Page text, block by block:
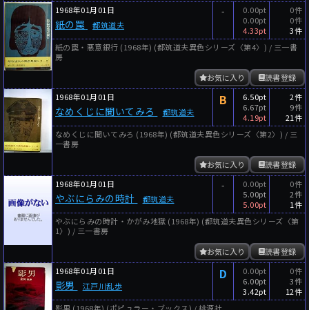
1968年01月01日
紙の罠 都筑道夫
-
0.00pt
0.00pt
4.33pt
0件
0件
3件
紙の罠・悪意銀行 (1968年) (都筑道夫異色シリーズ〈第4〉) / 三一書
房
読書登録
お気に入り
1968年01月01日
なめくじに聞いてみろ 都筑道夫
B
6.50pt
6.67pt
4.19pt
2件
9件
21件
なめくじに聞いてみろ (1968年) (都筑道夫異色シリーズ〈第2〉) / 三
一書房
読書登録
お気に入り
1968年01月01日
やぶにらみの時計 都筑道夫
-
0.00pt
5.00pt
5.00pt
0件
2件
1件
やぶにらみの時計・かがみ地獄 (1968年) (都筑道夫異色シリーズ〈第
1〉) / 三一書房
読書登録
お気に入り
1968年01月01日
影男 江戸川乱歩
D
0.00pt
6.00pt
3.42pt
0件
3件
12件
影男 (1968年) (ポピュラー・ブックス) / 桃源社